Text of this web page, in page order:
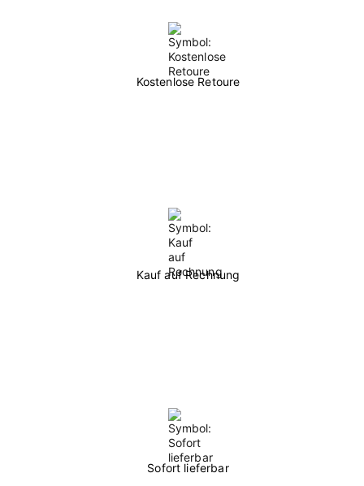
Kostenlose Retoure
Kauf auf Rechnung
Sofort lieferbar